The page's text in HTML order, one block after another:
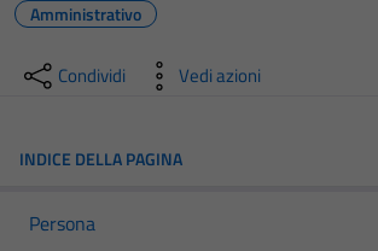
Amministrativo
Condividi Vedi azioni
INDICE DELLA PAGINA
Persona